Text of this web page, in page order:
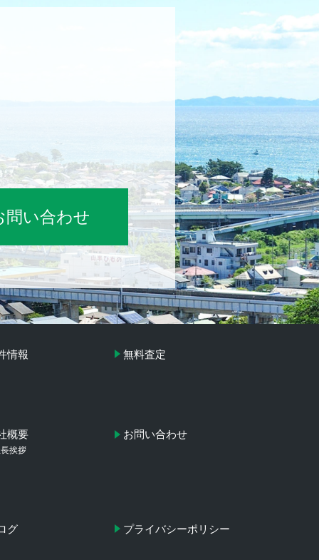
問い合わせ
情報 無料査定
概要
挨拶
お問い合わせ
グ プライバシーポリシー